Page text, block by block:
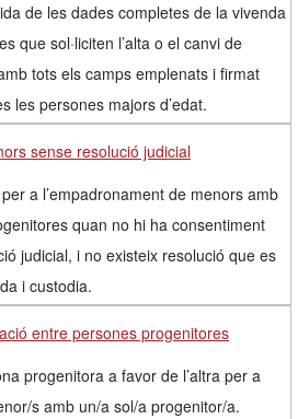
de les dades completes de la vivenda
que sol·liciten l’alta o el canvi de
tots els camps emplenats i firmat
les persones majors d’edat.
sense resolució judicial
a l’empadronament de menors amb
quan no hi ha consentiment
judicial, i no existeix resolució que es
i custodia.
entre persones progenitores
progenitora a favor de l’altra per a
s amb un/a sol/a progenitor/a.